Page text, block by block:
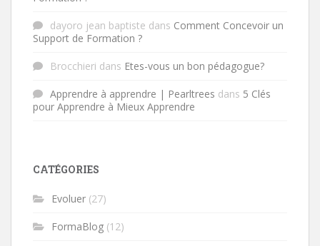
dayoro jean baptiste dans Comment Concevoir un
Support de Formation ?
Brocchieri dans Etes-vous un bon pédagogue?
Apprendre à apprendre | Pearltrees dans 5 Clés
pour Apprendre à Mieux Apprendre
CATÉGORIES
Evoluer (27)
FormaBlog (12)